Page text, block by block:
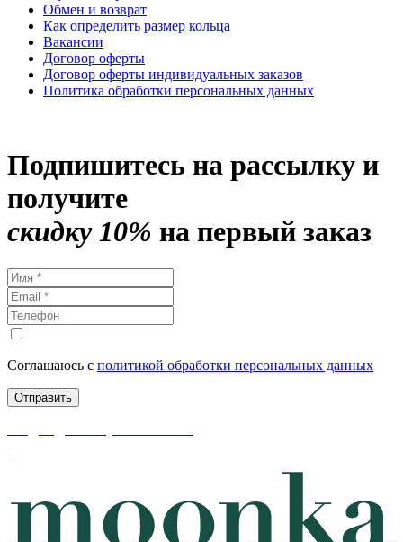
Обмен и возврат
Как определить размер кольца
Вакансии
Договор оферты
Договор оферты индивидуальных заказов
Политика обработки персональных данных
Подпишитесь на рассылку и
получите
скидку 10% на первый заказ
Соглашаюсь с политикой обработки персональных данных